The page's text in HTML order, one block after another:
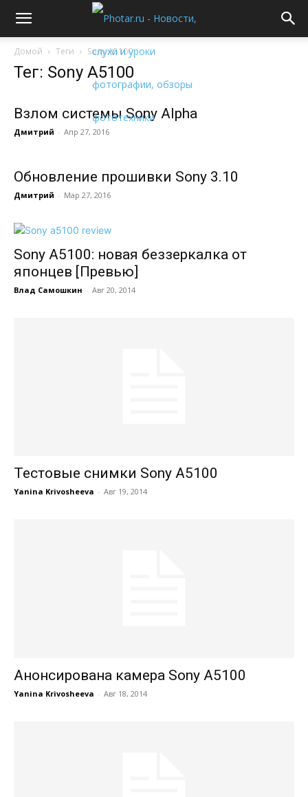
Домой Теги Sony A5100
Тег: Sony A5100
Взлом системы Sony Alpha
Дмитрий - Апр 27, 2016
Обновление прошивки Sony 3.10
Дмитрий - Мар 27, 2016
Sony A5100: новая беззеркалка от
японцев [Превью]
Влад Самошкин - Авг 20, 2014
Тестовые снимки Sony A5100
Yanina Krivosheeva - Авг 19, 2014
Анонсирована камера Sony A5100
Yanina Krivosheeva - Авг 18, 2014